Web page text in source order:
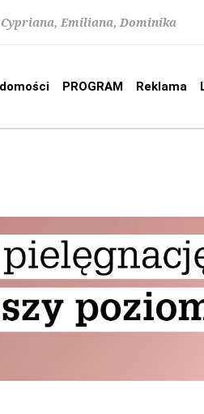
Emiliana, Dominika
PROGRAM Reklama